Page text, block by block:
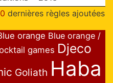
dernières règles ajoutées
orange Blue orange /
games Djeco
Goliath Haba